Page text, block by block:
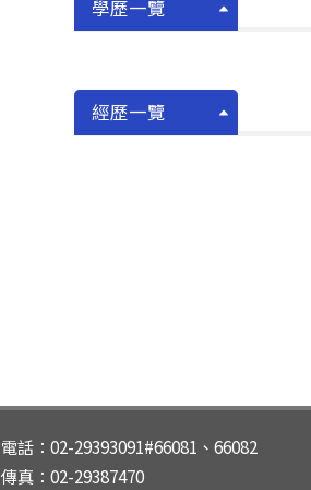
學歷一覽
經歷一覽
電話：02-29393091#66081、66082
傳真：02-29387470